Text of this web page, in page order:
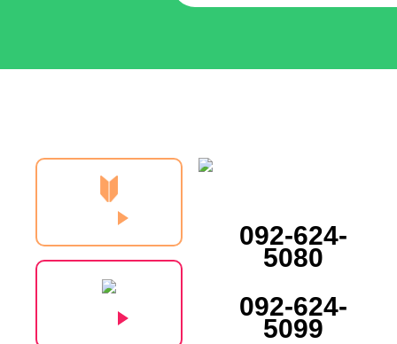
092-624-
5080
092-624-
5099